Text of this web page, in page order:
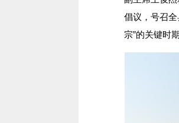
倡议，号召
宗”的关键时